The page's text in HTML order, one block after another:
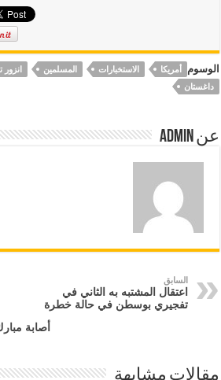
الوسوم أمريكا الاستخبارات المسلمين انزور
داغستان
عن Admin
السابق
اعتقال المشتبه به الثاني في
تفجيري بوسطن في حالة خطرة
أصابة
مقالات مشابهة